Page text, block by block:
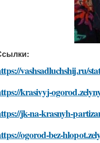
vashsadluchshij.ru/
krasivyj-
jk-na-krasnyh-
ogorod-bez-